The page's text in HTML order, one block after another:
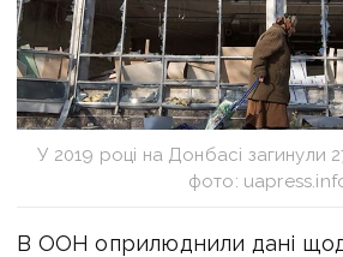
У 2019 році на Донбасі загинули
фото:
В ООН оприлюднили дані